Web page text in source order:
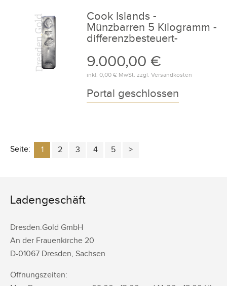
Cook Islands -
Münzbarren 5 Kilogramm -
differenzbesteuert-
9.000,00 €
inkl. 0,00 €MwSt. zzgl. Versandkosten
Portal geschlossen
Seite: 1 2 3 4 5
Ladengeschäft
Dresden.Gold GmbH
An der Frauenkirche 20
D-01067 Dresden, Sachsen
Öffnungszeiten: